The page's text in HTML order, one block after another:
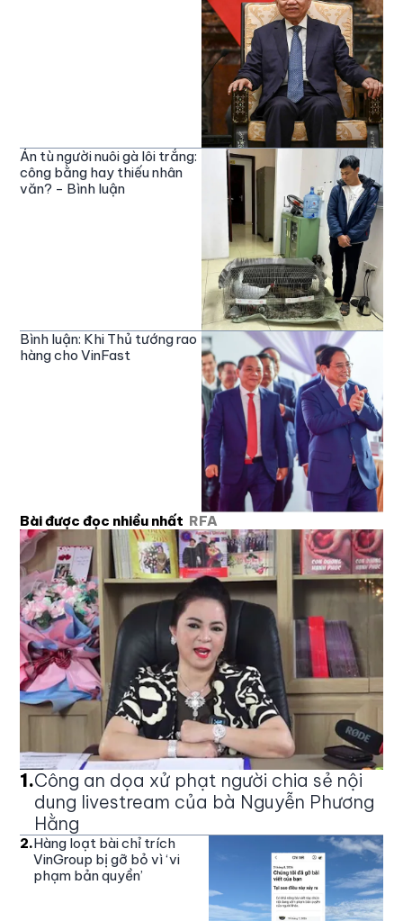
Án tù người nuôi gà lôi trắng:
công bằng hay thiếu nhân
văn? - Bình luận
Bình luận: Khi Thủ tướng rao
hàng cho VinFast
Bài được đọc nhiều nhất RFA
1.Công an dọa xử phạt người chia sẻ nội
dung livestream của bà Nguyễn Phương
Hằng
2.Hàng loạt bài chỉ trích
VinGroup bị gỡ bỏ vì ‘vi
phạm bản quyền’